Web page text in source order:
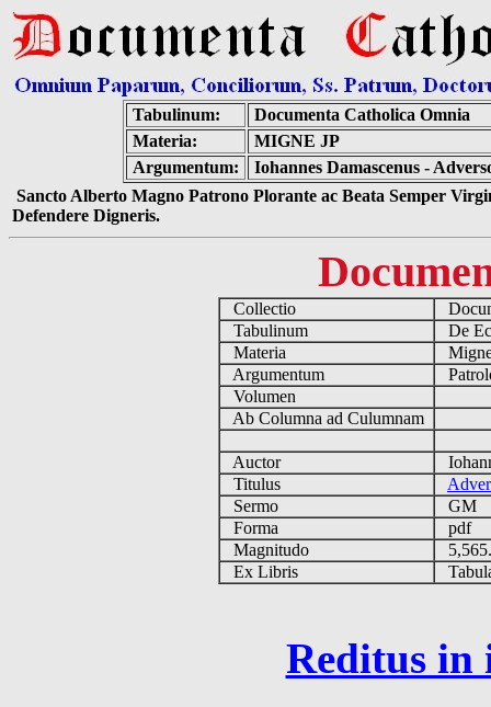
Tabulinum:
Documenta Catholica Omnia
Materia:
MIGNE JP
Argumentum:
Iohannes Damascenus -
Sancto Alberto Magno Patrono Plorante ac Beata Semper
Defendere Digneris.
Collectio
Tabulinum
De
Materia
Argumentum
Volumen
Ab Columna ad Culumnam
Auctor
Titulus
Sermo
GM
Forma
pdf
Magnitudo
Ex Libris
Reditus in